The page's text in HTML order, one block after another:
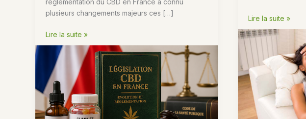
réglementation du CBD en France a connu
plusieurs changements majeurs ces […]
L’évolution
de
législation
du
CBD
en
France
Lire la suite »
CBD
et
SPM/endométriose
Lire la suite »